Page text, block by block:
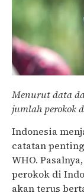
Menurut data
jumlah perokok
Indonesia
catatan
WHO.
perokok di
akan terus